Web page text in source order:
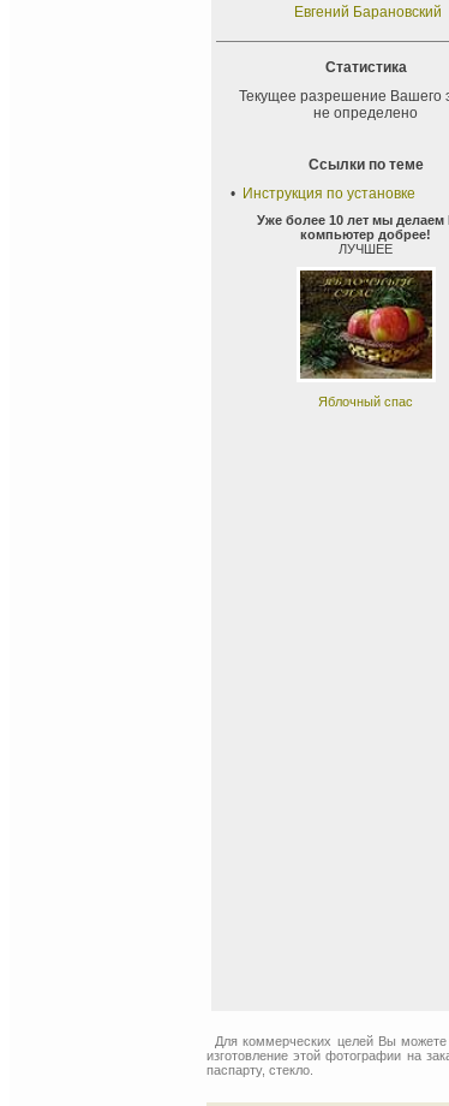
Евгений Барановский
Статистика
Текущее разрешение Вашего
не определено
Ссылки по теме
• Инструкция по установке
Уже более 10 лет мы делаем
компьютер добрее!
ЛУЧШЕЕ
Яблочный спас
Для коммерческих целей Вы можете
изготовление этой фотографии на
паспарту, стекло.